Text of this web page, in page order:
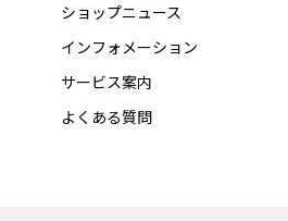
ショップニュース
インフォメーション
サービス案内
よくある質問